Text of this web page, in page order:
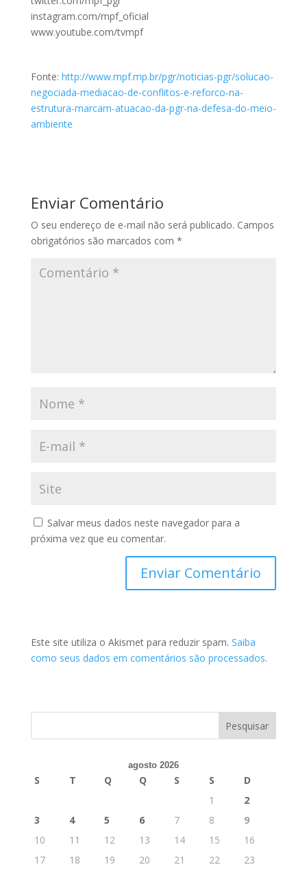
instagram.com/mpf_oficial
www.youtube.com/tvmpf
Fonte: http://www.mpf.mp.br/pgr/noticias-pgr/solucao-
negociada-mediacao-de-conflitos-e-reforco-na-
estrutura-marcam-atuacao-da-pgr-na-defesa-do-meio-
ambiente
Enviar Comentário
O seu endereço de e-mail não será publicado. Campos
obrigatórios são marcados com *
Salvar meus dados neste navegador para a
próxima vez que eu comentar.
Este site utiliza o Akismet para reduzir spam. Saiba
como seus dados em comentários são processados.
agosto 2026
S T Q Q S S
D
1
2
3
4 5 6 7 8
9
10
11 12 13 14 15
16
17
18 19 20 21 22
23